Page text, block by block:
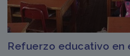
Refuerzo educativo en